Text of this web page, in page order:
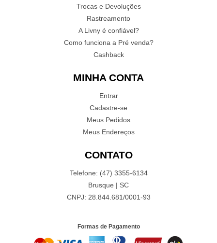
Trocas e Devoluções
Rastreamento
A Livny é confiável?
Como funciona a Pré venda?
Cashback
MINHA CONTA
Entrar
Cadastre-se
Meus Pedidos
Meus Endereços
CONTATO
Telefone: (47) 3355-6134
Brusque | SC
CNPJ: 28.844.681/0001-93
Formas de Pagamento